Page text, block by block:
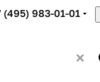
(495) 983-01-01